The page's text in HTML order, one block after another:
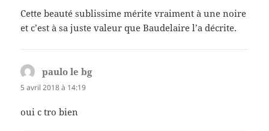
Cette beauté sublissime mérite vraiment à une noire
et c’est à sa juste valeur que Baudelaire l’a décrite.
paulo le bgdit :
5 avril 2018 à 14:19
oui c tro bien